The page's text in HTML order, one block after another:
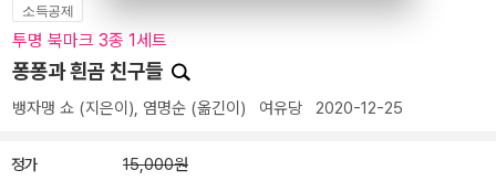
소득공제
투명 북마크 3종 1세트
퐁퐁과 흰곰 친구들
뱅자맹 쇼 (지은이), 염명순 (옮긴이) 여유당 2020-12-25
정가 15,000원